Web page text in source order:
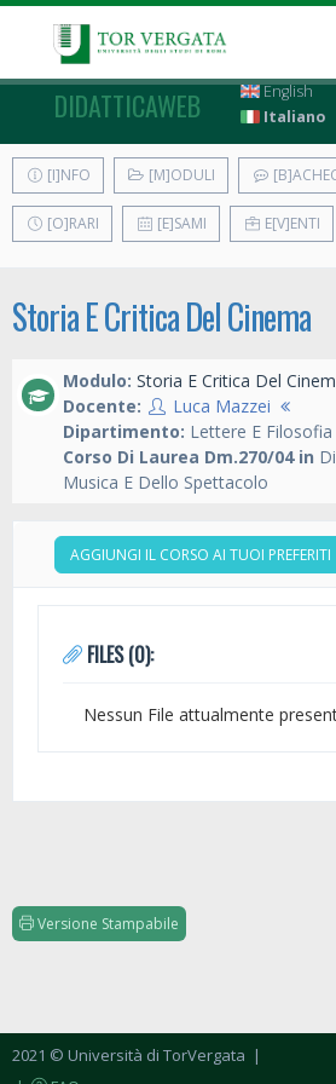
DIDATTICAWEB
English
Italiano
[I]NFO [M]ODULI
[O]RARI [E]SAMI E[V]ENTI
Storia E Critica Del Cinema
Modulo: Storia E Critica Del
Docente:
Luca Mazzei
Dipartimento: Lettere E Filosofia
Corso Di Laurea Dm.270/04 in
Musica E Dello Spettacolo
AGGIUNGI IL CORSO AI TUOI PREFERITI
FILES (0):
Nessun File attualmente
Versione Stampabile
2021 © Università di TorVergata |